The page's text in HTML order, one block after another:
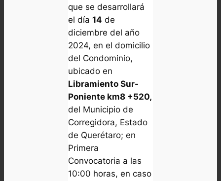
que se desarrollará
el día 14 de
diciembre del año
2024, en el domicilio
del Condominio,
ubicado en
Libramiento Sur-
Poniente km8 +520,
del Municipio de
Corregidora, Estado
de Querétaro; en
Primera
Convocatoria a las
10:00 horas, en caso